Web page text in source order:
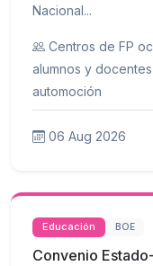
Nacional...
Centros de FP
alumnos y
automoción
06 Aug 2026
Educación BOE
Convenio